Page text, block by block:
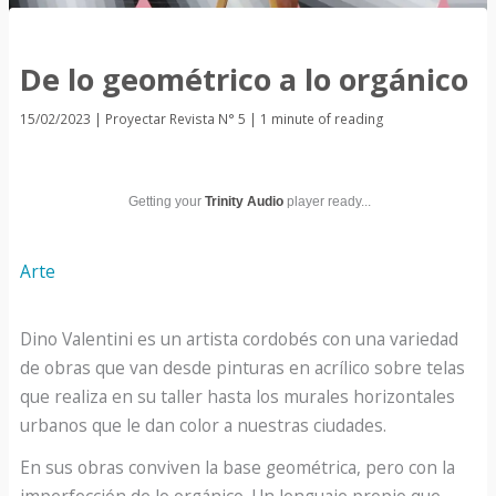
De lo geométrico a lo orgánico
15/02/2023 | Proyectar Revista N° 5 | 1 minute of reading
Getting your Trinity Audioplayer ready...
Arte
Dino Valentini es un artista cordobés con una variedad
de obras que van desde pinturas en acrílico sobre telas
que realiza en su taller hasta los murales horizontales
urbanos que le dan color a nuestras ciudades.
En sus obras conviven la base geométrica, pero con la